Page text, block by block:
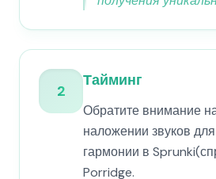
2
Тайминг
Обратите внимание
наложении звуков
гармонии в
Porridge.